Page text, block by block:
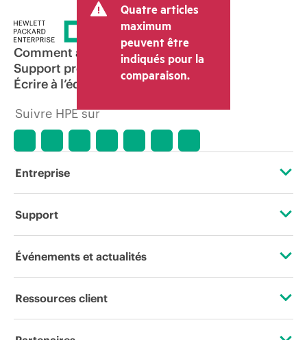
Quatre articles
maximum
peuvent être
indiqués pour la
comparaison.
Comment acheter
Support produit
Écrire à l’équipe commerciale
Suivre HPE sur
Entreprise
À propos de HPE
Responsabilité d’entreprise
Support
Services d’assistance opérationnelle (OSS)
Événements et actualités
Événements
Ressources client
Nous contacter